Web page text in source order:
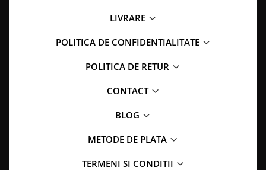
LIVRARE
POLITICA DE CONFIDENTIALITATE
POLITICA DE RETUR
CONTACT
BLOG
METODE DE PLATA
TERMENI SI CONDITII